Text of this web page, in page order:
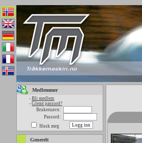
Medlemmer
- Bli medlem
- Glemt passord?
Brukernavn:
Passord:
Husk meg
Generelt